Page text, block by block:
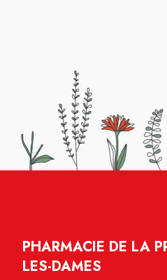
PHARMACIE DE LA
LES-DAMES